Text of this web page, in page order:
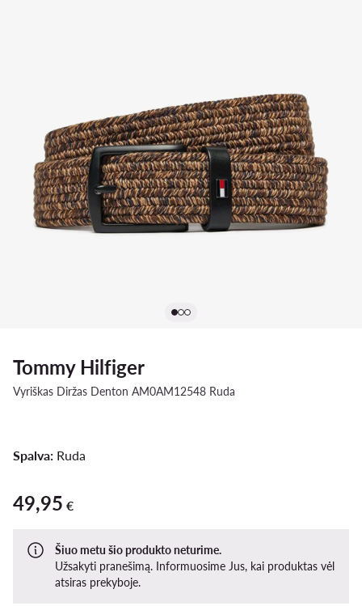
Tommy Hilfiger
Vyriškas Diržas Denton AM0AM12548 Ruda
Spalva: Ruda
49,95 €
49,95 €
Šiuo metu šio produkto neturime.
Užsakyti pranešimą. Informuosime Jus, kai produktas vėl
atsiras prekyboje.